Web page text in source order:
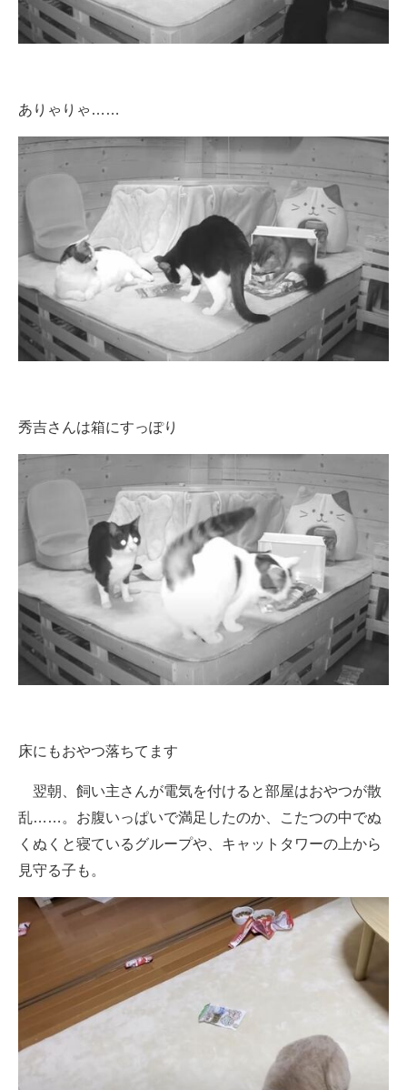
ありゃりゃ……
秀吉さんは箱にすっぽり
床にもおやつ落ちてます
翌朝、飼い主さんが電気を付けると部屋はおやつが散
乱……。お腹いっぱいで満足したのか、こたつの中でぬ
くぬくと寝ているグループや、キャットタワーの上から
見守る子も。